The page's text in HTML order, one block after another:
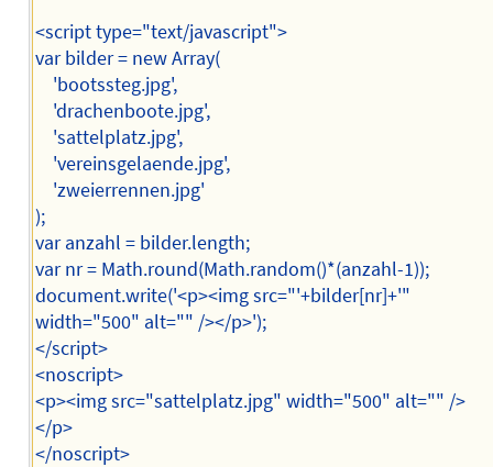
<script type="text/javascript">
var bilder = new Array(
'bootssteg.jpg',
'drachenboote.jpg',
'sattelplatz.jpg',
'vereinsgelaende.jpg',
'zweierrennen.jpg'
);
var anzahl = bilder.length;
var nr = Math.round(Math.random()*(anzahl-1));
document.write('<p><img src="'+bilder[nr]+'"
width="500" alt="" /></p>');
</script>
<noscript>
<p><img src="sattelplatz.jpg" width="500" alt="" />
</p>
</noscript>